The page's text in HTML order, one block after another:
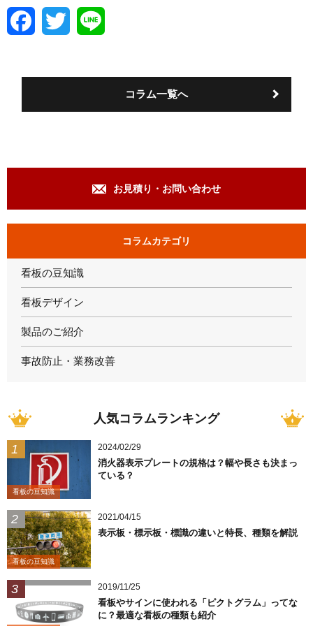
b
w
t
コラム一覧へ
お見積り・お問い合わせ
コラムカテゴリ
看板の豆知識
看板デザイン
製品のご紹介
事故防止・業務改善
人気コラムランキング
看板の豆知識
2024/02/29
消火器表示プレートの規格は？幅や長さも決まっ
ている？
看板の豆知識
2021/04/15
表示板・標示板・標識の違いと特長、種類を解説
2019/11/25
看板やサインに使われる「ピクトグラム」ってな
に？最適な看板の種類も紹介